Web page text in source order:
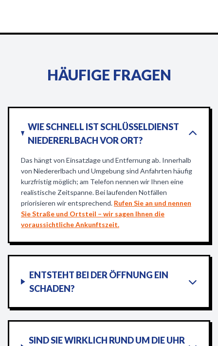
HÄUFIGE FRAGEN
WIE SCHNELL IST SCHLÜSSELDIENST
NIEDERERLBACH VOR ORT?
Das hängt von Einsatzlage und Entfernung ab. Innerhalb
von Niedererlbach und Umgebung sind Anfahrten häufig
kurzfristig möglich; am Telefon nennen wir Ihnen eine
realistische Zeitspanne. Bei laufenden Notfällen
priorisieren wir entsprechend. Rufen Sie an und nennen
Sie Straße und Ortsteil – wir sagen Ihnen die
voraussichtliche Ankunftszeit.
ENTSTEHT BEI DER ÖFFNUNG EIN
SCHADEN?
SIND SIE WIRKLICH RUND UM DIE UHR